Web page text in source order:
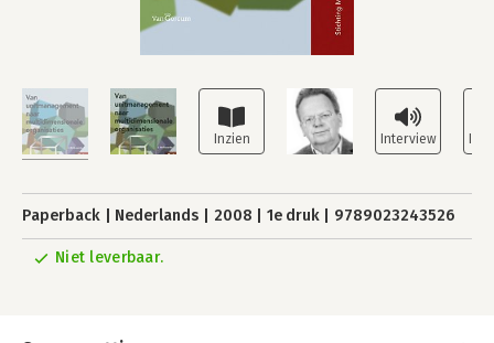
Paperback Nederlands 2008 1e druk 9789023243526
Niet leverbaar.